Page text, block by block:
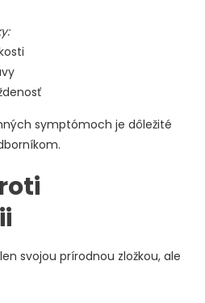
symptómoch je dôležité
svojou prírodnou zložkou, ale